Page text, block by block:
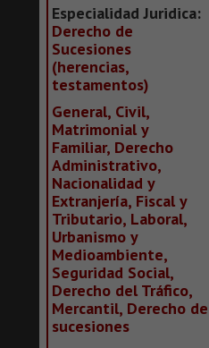
Especialidad Juridica:
Derecho de
Sucesiones
(herencias,
testamentos)
General, Civil,
Matrimonial y
Familiar, Derecho
Administrativo,
Nacionalidad y
Extranjería, Fiscal y
Tributario, Laboral,
Urbanismo y
Medioambiente,
Seguridad Social,
Derecho del Tráfico,
Mercantil, Derecho de
sucesiones